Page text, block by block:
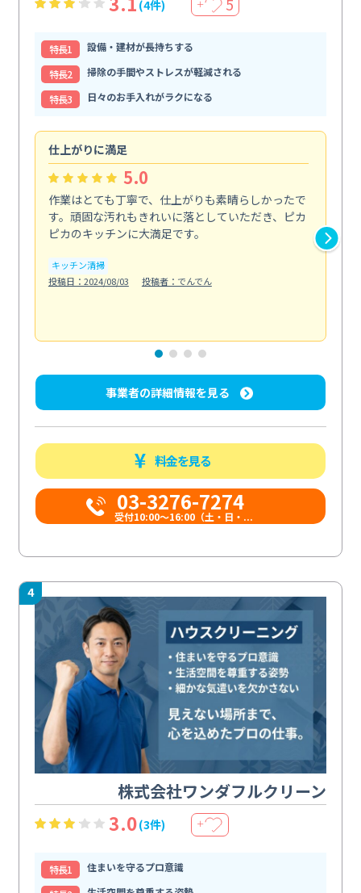
(4件) ＋ 5
特⻑1
設備・建材が長持ちする
特⻑2
掃除の手間やストレスが軽減される
特⻑3
日々のお手入れがラクになる
仕上がりに満足
5.0
作業はとても丁寧で、仕上がりも素晴らしかったで
す。頑固な汚れもきれいに落としていただき、ピカ
ピカのキッチンに大満足です。
キッチン清掃
投稿日：2024/08/03
投稿者：でんでん
事業者の詳細情報を見る
料金を見る
03-3276-7274
受付10:00〜16:00（土・日・...
4
株式会社ワンダフルクリーン
3.0(3件) ＋
特⻑1
住まいを守るプロ意識